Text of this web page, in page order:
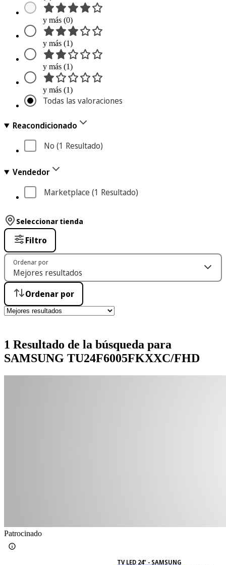
y más (0)
y más (1)
y más (1)
y más (1)
Todas las valoraciones
Reacondicionado
No (1 Resultado)
Vendedor
Marketplace (1 Resultado)
1 Resultado de la búsqueda para
SAMSUNG TU24F6005FKXXC/FHD
Seleccionar tienda
Filtro
Ordenar por
Ordenar por
Patrocinado
TV LED 24" - SAMSUNG